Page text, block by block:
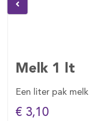
Melk 1 lt
Een liter pak melk
€ 3,10